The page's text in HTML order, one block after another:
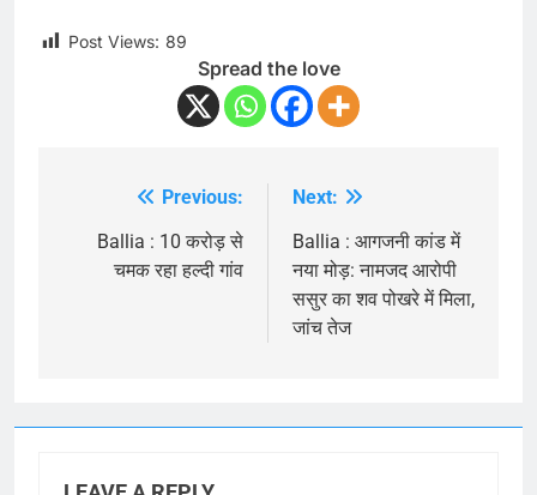
Post Views: 89
Spread the love
navigation
Previous:
Ballia : 10 करोड़ से
चमक रहा हल्दी गांव
Next:
Ballia : आगजनी कांड में
नया मोड़: नामजद आरोपी
ससुर का शव पोखरे में मिला,
जांच तेज